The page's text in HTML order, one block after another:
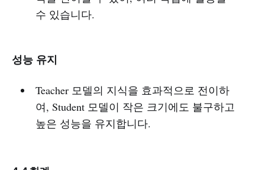
수 있습니다.
성능 유지
Teacher 모델의 지식을 효과적으로 전이하
여, Student 모델이 작은 크기에도 불구하고
높은 성능을 유지합니다.